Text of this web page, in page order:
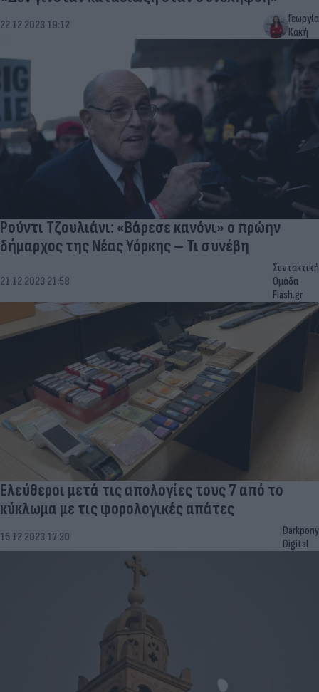
22.12.2023 19:12
Γεωργία
Κακή
Ρούντι Τζουλιάνι: «Βάρεσε κανόνι» ο πρώην
δήμαρχος της Νέας Υόρκης – Τι συνέβη
21.12.2023 21:58
Συντακτική
Ομάδα
Flash.gr
Ελεύθεροι μετά τις απολογίες τους 7 από το
κύκλωμα με τις φορολογικές απάτες
15.12.2023 17:30
Darkpony
Digital